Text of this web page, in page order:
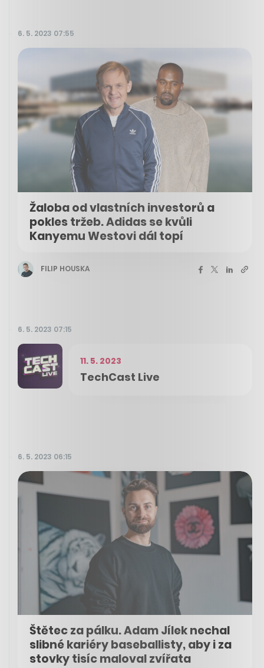
6. 5. 2023 07:55
Žaloba od vlastních investorů a
pokles tržeb. Adidas se kvůli
Kanyemu Westovi dál topí
FILIP HOUSKA
6. 5. 2023 07:15
11. 5. 2023
TechCast Live
6. 5. 2023 06:15
Štětec za pálku. Adam Jílek nechal
slibné kariéry baseballisty, aby i za
stovky tisíc maloval zvířata